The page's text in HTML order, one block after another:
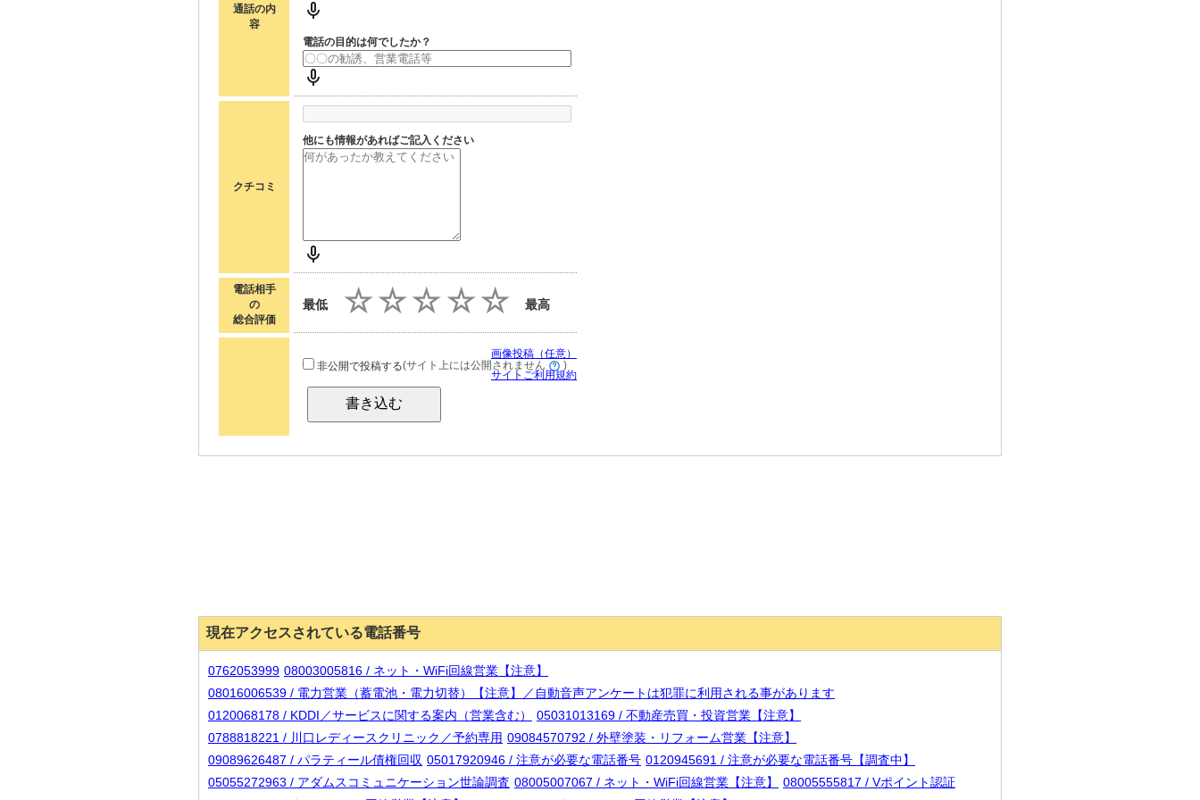
通話の内
容
電話の目的は何でしたか？
クチコミ
他にも情報があればご記入ください
電話相手
の
総合評価
最低 最高
非公開で投稿する(サイト上には公開されません )
画像投稿（任意）
サイトご利用規約
現在アクセスされている電話番号
0762053999 08003005816 / ネット・WiFi回線営業【注意】
08016006539 / 電力営業（蓄電池・電力切替）【注意】／自動音声アンケートは犯罪に利用される事があります
0120068178 / KDDI／サービスに関する案内（営業含む）
05031013169 / 不動産売買・投資営業【注意】
0788818221 / 川口レディースクリニック／予約専用 09084570792 / 外壁塗装・リフォーム営業【注意】
09089626487 / パラティール債権回収 05017920946 / 注意が必要な電話番号 0120945691 / 注意が必要な電話番号【調査中】
05055272963 / アダムスコミュニケーション世論調査 08005007067 / ネット・WiFi回線営業【注意】
08005555817 / Vポイント認証